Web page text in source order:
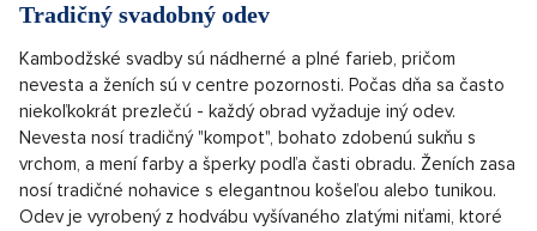
Tradičný svadobný odev
Kambodžské svadby sú nádherné a plné farieb, pričom
nevesta a ženích sú v centre pozornosti. Počas dňa sa často
niekoľkokrát prezlečú - každý obrad vyžaduje iný odev.
Nevesta nosí tradičný "kompot", bohato zdobenú sukňu s
vrchom, a mení farby a šperky podľa časti obradu. Ženích zasa
nosí tradičné nohavice s elegantnou košeľou alebo tunikou.
Odev je vyrobený z hodvábu vyšívaného zlatými niťami, ktoré